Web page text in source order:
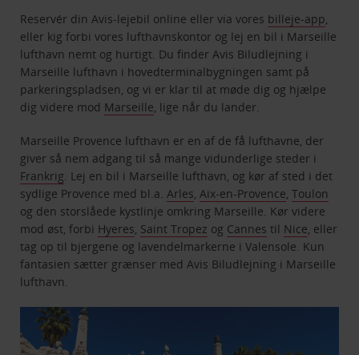
Reservér din Avis-lejebil online eller via vores billeje-app
eller kig forbi vores lufthavnskontor og lej en bil i Marseille
lufthavn nemt og hurtigt. Du finder Avis Biludlejning i
Marseille lufthavn i hovedterminalbygningen samt på
parkeringspladsen, og vi er klar til at møde dig og hjælpe
dig videre mod Marseille , lige når du lander.
Marseille Provence lufthavn er en af de få lufthavne, der
giver så nem adgang til så mange vidunderlige steder i
Frankrig . Lej en bil i Marseille lufthavn, og kør af sted i det
sydlige Provence med bl.a. Arles Aix-en-Provence ,Toulon
og den storslåede kystlinje omkring Marseille. Kør videre
mod øst, forbi Hyeres Saint Tropez og Cannes til Nice , eller
tag op til bjergene og lavendelmarkerne i Valensole. Kun
fantasien sætter grænser med Avis Biludlejning i Marseille
lufthavn.